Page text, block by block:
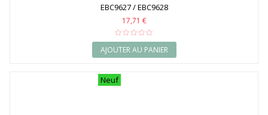
EBC9627 / EBC9628
17,71 €
AJOUTER AU PANIER
Neuf